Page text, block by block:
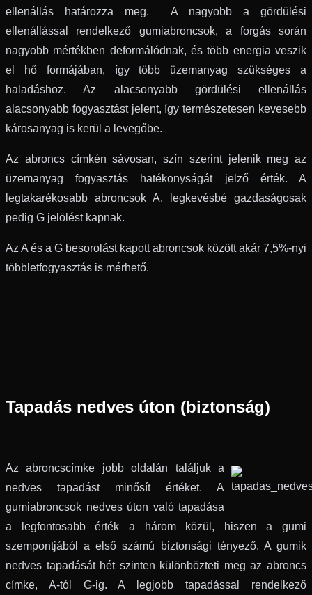
ellenállás határozza meg. A nagyobb a gördülési
ellenállással rendelkező gumiabroncsok, a forgás során
nagyobb mértékben deformálódnak, és több energia veszik
el hő formájában, így több üzemanyag szükséges a
haladáshoz. Az alacsonyabb gördülési ellenállás
alacsonyabb fogyasztást jelent, így természetesen kevesebb
károsanyag is kerül a levegőbe.
Az abroncs címkén sávosan, szín szerint jelenik meg az
üzemanyag fogyasztás hatékonyságát jelző érték. A
legtakarékosabb abroncsok A, legkevésbé gazdaságosak
pedig G jelölést kapnak.
Az A és a G besorolást kapott abroncsok között akár 7,5%-nyi
többletfogyasztás is mérhető.
Tapadás nedves úton (biztonság)
Az abroncscímke jobb oldalán találjuk a
nedves tapadást minősít értéket. A
gumiabroncsok nedves úton való tapadása
a legfontosabb érték a három közül, hiszen a gumi
szempontjából a első számú biztonsági tényező. A gumik
nedves tapadását hét szinten különbözteti meg az abroncs
címke, A-tól G-ig. A legjobb tapadással rendelkező